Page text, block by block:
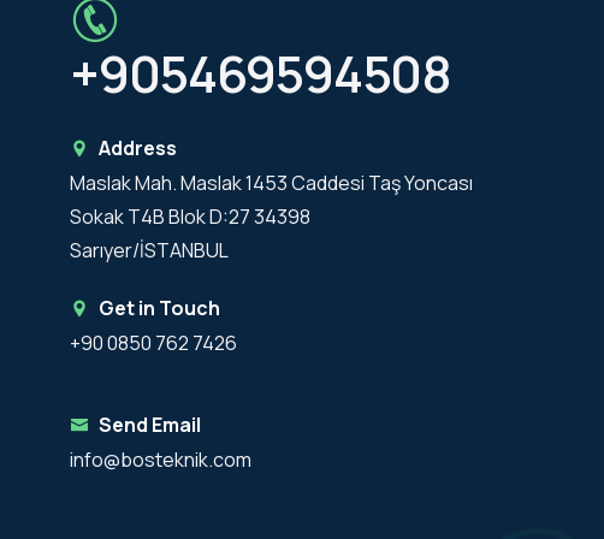
+905469594508
Address
Maslak Mah. Maslak 1453 Caddesi Taş Yoncası
Sokak T4B Blok D:27 34398
Sarıyer/İSTANBUL
Get in Touch
+90 0850 762 7426
Send Email
info@bosteknik.com